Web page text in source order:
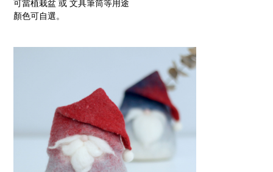
可當植栽盆 或 文具筆筒等用途
顏色可自選。